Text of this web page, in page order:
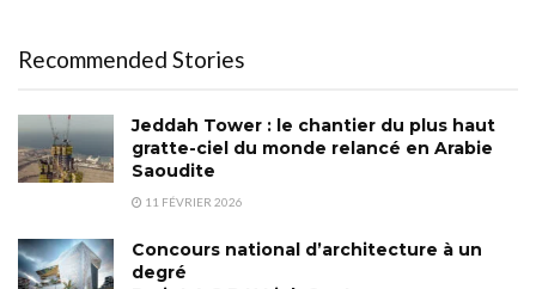
Recommended Stories
Jeddah Tower : le chantier du plus haut
gratte-ciel du monde relancé en Arabie
Saoudite
11 FÉVRIER 2026
Concours national d’architecture à un
degré